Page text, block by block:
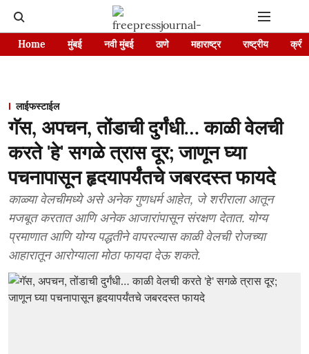
Home मुंबई नवी मुंबई ठाणे महाराष्ट्र राष्ट्रीय
लाईफस्टाईल
गॅस, अपचन, तोंडाची दुर्गंधी… काळी वेलची
करते 'हे' सगळे त्रास दूर; जाणून घ्या
पचनापासून हृदयापर्यंतचे जबरदस्त फायदे
काळ्या वेलचीमध्ये असे अनेक गुणधर्म आहेत, जे शरीराला आतून
मजबूत करतात आणि अनेक आजारांपासून संरक्षण देतात. योग्य
प्रमाणात आणि योग्य पद्धतीने वापरल्यास काळी वेलची रोजच्या
आहारातून आरोग्याला मोठा फायदा देऊ शकते.